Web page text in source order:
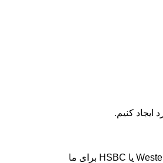
A6: شماره های مدل و مقدار خود را از طریق ایمیل به ما اطلاع دهید و هزینه حمل و نقل را از ما بخواهید. پرداخت خود را از طریق T / T ، پی پال ، Western Union یا HSBC برای ما